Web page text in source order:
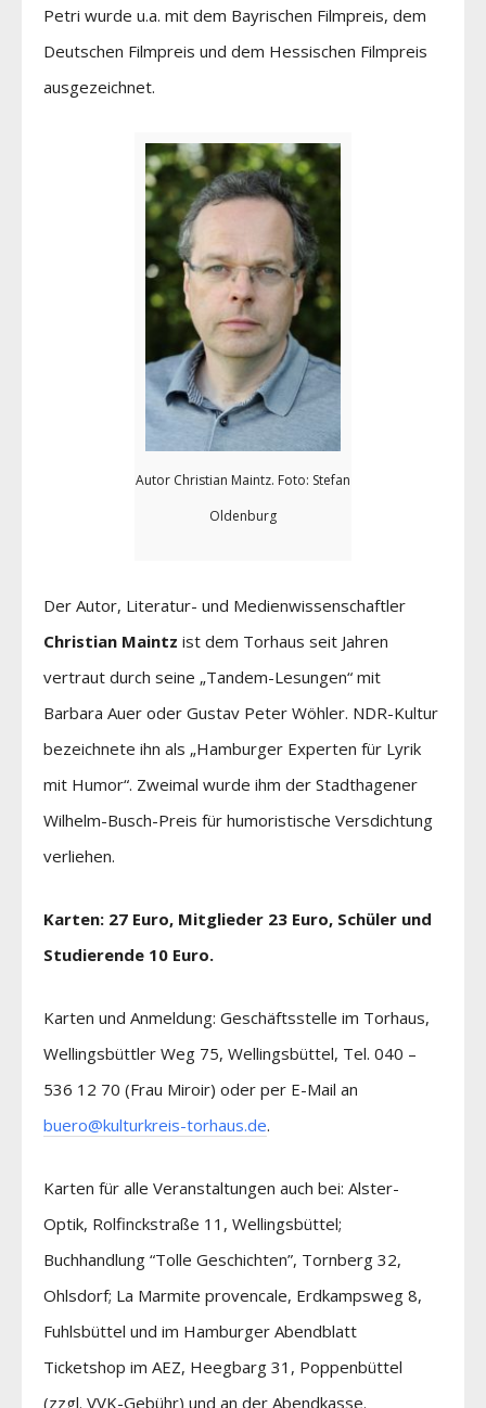
Petri wurde u.a. mit dem Bayrischen Filmpreis, dem
Deutschen Filmpreis und dem Hessischen Filmpreis
ausgezeichnet.
Autor Christian Maintz. Foto: Stefan
Oldenburg
Der Autor, Literatur- und Medienwissenschaftler
Christian Maintz ist dem Torhaus seit Jahren
vertraut durch seine „Tandem-Lesungen“ mit
Barbara Auer oder Gustav Peter Wöhler. NDR-Kultur
bezeichnete ihn als „Hamburger Experten für Lyrik
mit Humor“. Zweimal wurde ihm der Stadthagener
Wilhelm-Busch-Preis für humoristische Versdichtung
verliehen.
Karten: 27 Euro, Mitglieder 23 Euro, Schüler und
Studierende 10 Euro.
Karten und Anmeldung: Geschäftsstelle im Torhaus,
Wellingsbüttler Weg 75, Wellingsbüttel, Tel. 040 –
536 12 70 (Frau Miroir) oder per E-Mail an
buero@kulturkreis-torhaus.de.
Karten für alle Veranstaltungen auch bei: Alster-
Optik, Rolfinckstraße 11, Wellingsbüttel;
Buchhandlung “Tolle Geschichten”, Tornberg 32,
Ohlsdorf; La Marmite provencale, Erdkampsweg 8,
Fuhlsbüttel und im Hamburger Abendblatt
Ticketshop im AEZ, Heegbarg 31, Poppenbüttel
(zzgl. VVK-Gebühr) und an der Abendkasse.